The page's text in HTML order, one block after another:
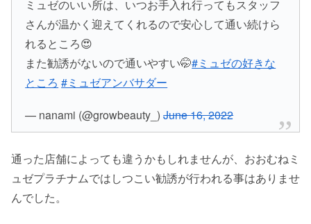
ミュゼのいい所は、いつお手入れ行ってもスタッフ
さんが温かく迎えてくれるので安心して通い続けら
れるところ😍
また勧誘がないので通いやすい🤭#ミュゼの好きな
ところ #ミュゼアンバサダー
— nanami (@growbeauty_)June 16, 2022
通った店舗によっても違うかもしれませんが、おおむねミ
ュゼプラチナムではしつこい勧誘が行われる事はありませ
んでした。